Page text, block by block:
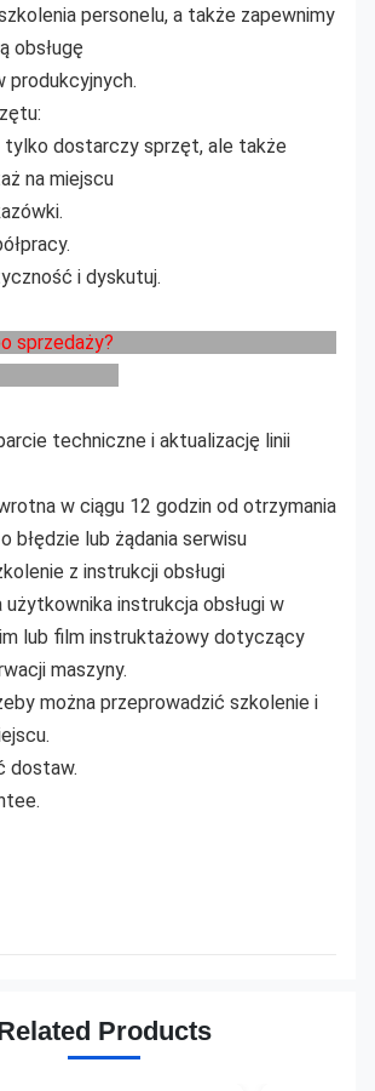
personelu, a także zapewnimy
obsługę
produkcyjnych.
tylko dostarczy sprzęt, ale także
na miejscu
i dyskutuj.
sprzedaży?
techniczne i aktualizację linii
w ciągu 12 godzin od otrzymania
błędzie lub żądania serwisu
z instrukcji obsługi
użytkownika instrukcja obsługi w
lub film instruktażowy dotyczący
maszyny.
można przeprowadzić szkolenie i
dostaw.
Products